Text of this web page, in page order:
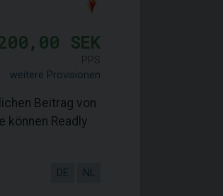
SEK
weitere Provisionen
Beitrag von
können Readly
DE NL